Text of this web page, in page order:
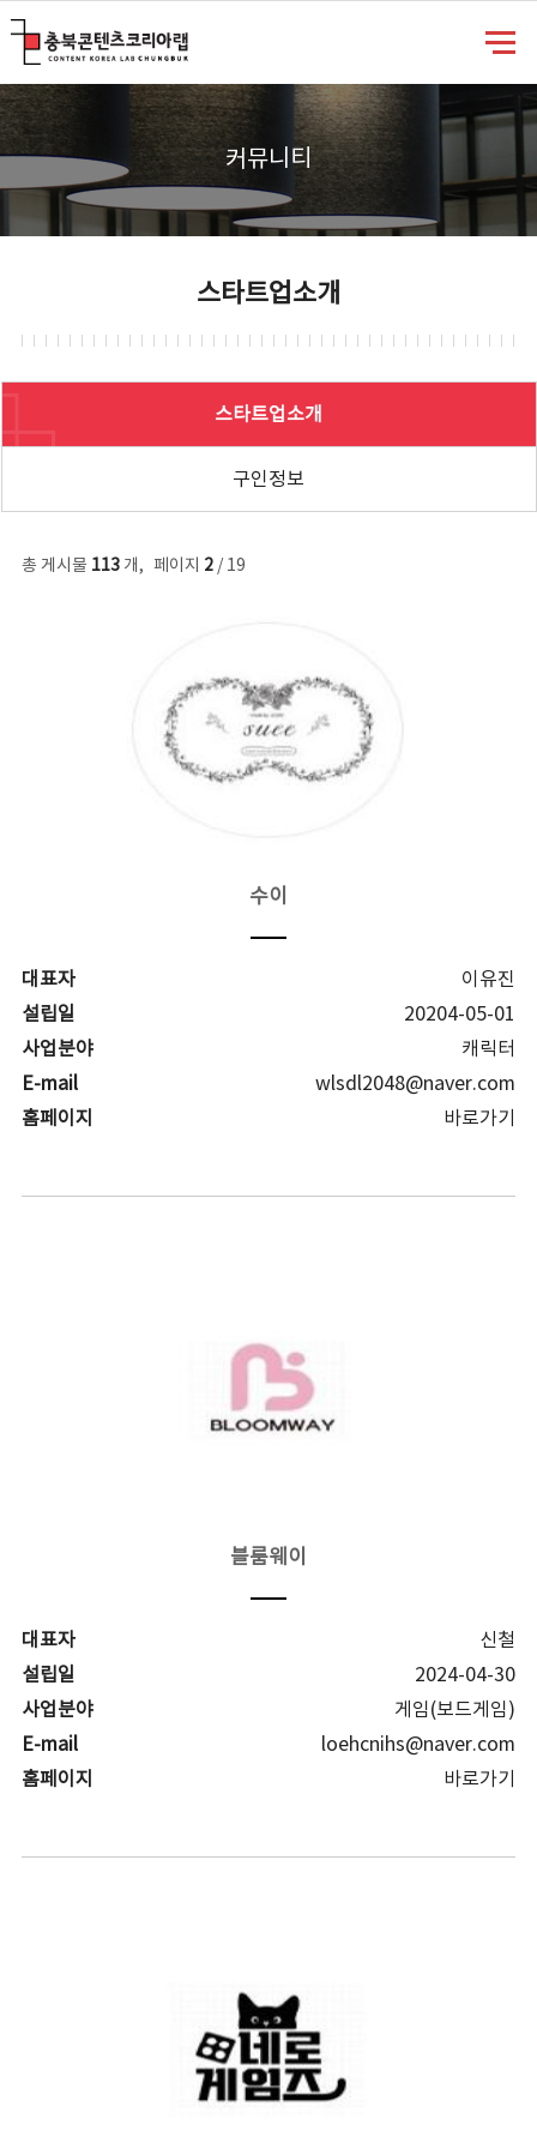
커뮤니티
스타트업소개
스타트업소개
구인정보
총 게시물 113개, 페이지 2/ 19
수이
대표자
이유진
설립일
20204-05-01
사업분야
캐릭터
E-mail
wlsdl2048@naver.com
홈페이지
바로가기
블룸웨이
대표자
신철
설립일
2024-04-30
사업분야
게임(보드게임)
E-mail
loehcnihs@naver.com
홈페이지
바로가기